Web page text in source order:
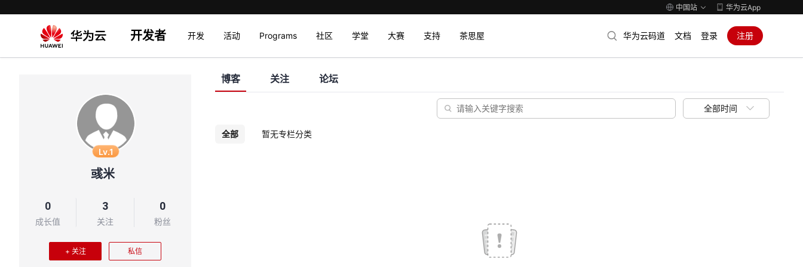
中国站 华为云App
开发者 开发 活动 Programs 社区 学堂 大赛 支持 茶思屋 华为云码道 文档 登录 注册
Lv.1
彧米
0
成长值
3
关注
0
粉丝
+ 关注 私信
博客 关注 论坛
全部时间
全部 暂无专栏分类